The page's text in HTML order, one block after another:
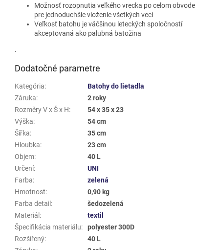
Možnosť rozopnutia veľkého vrecka po celom obvode
pre jednoduchšie vloženie všetkých vecí
Veľkosť batohu je väčšinou leteckých spoločností
akceptovaná ako palubná batožina
.
Dodatočné parametre
Kategória:
Batohy do lietadla
Záruka:
2 roky
Rozměry V x Š x H:
54 x 35 x 23
Výška:
54 cm
Šířka:
35 cm
Hloubka:
23 cm
Objem:
40 L
Určení:
UNI
Farba:
zelená
Hmotnost:
0,90 kg
Farba detail :
šedozelená
Materiál :
textil
Špecifikácia materiálu:
polyester 300D
Rozšířený:
40 L